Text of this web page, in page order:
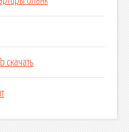
скачать